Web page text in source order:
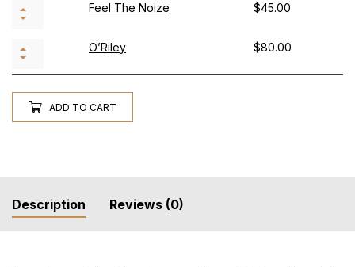
Feel The Noize $45.00
O’Riley $80.00
ADD TO CART
Description Reviews (0)